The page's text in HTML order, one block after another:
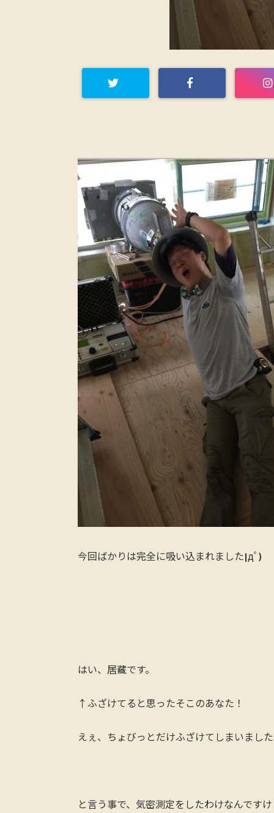
今回ばかりは完全に吸い込まれました|дﾟ)
はい、居藏です。
↑ふざけてると思ったそこのあなた！
えぇ、ちょびっとだけふざけてしまいまし
と言う事で、気密測定をしたわけなんです